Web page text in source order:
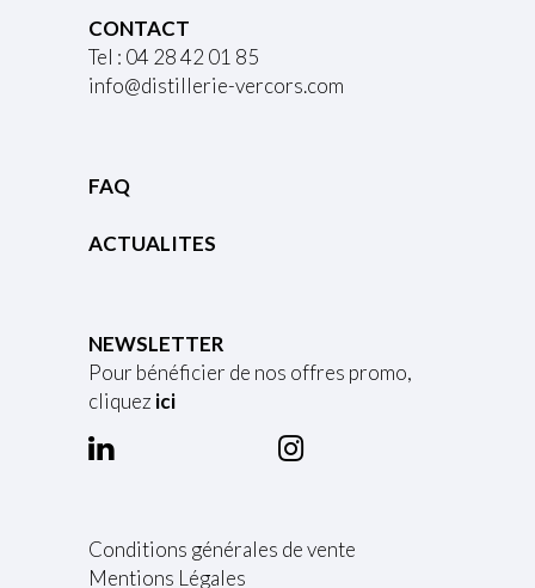
CONTACT
Tel : 04 28 42 01 85
info@distillerie-vercors.com
FAQ
ACTUALITES
NEWSLETTER
Pour bénéficier de nos offres promo,
cliquez ici
Conditions générales de vente
Mentions Légales